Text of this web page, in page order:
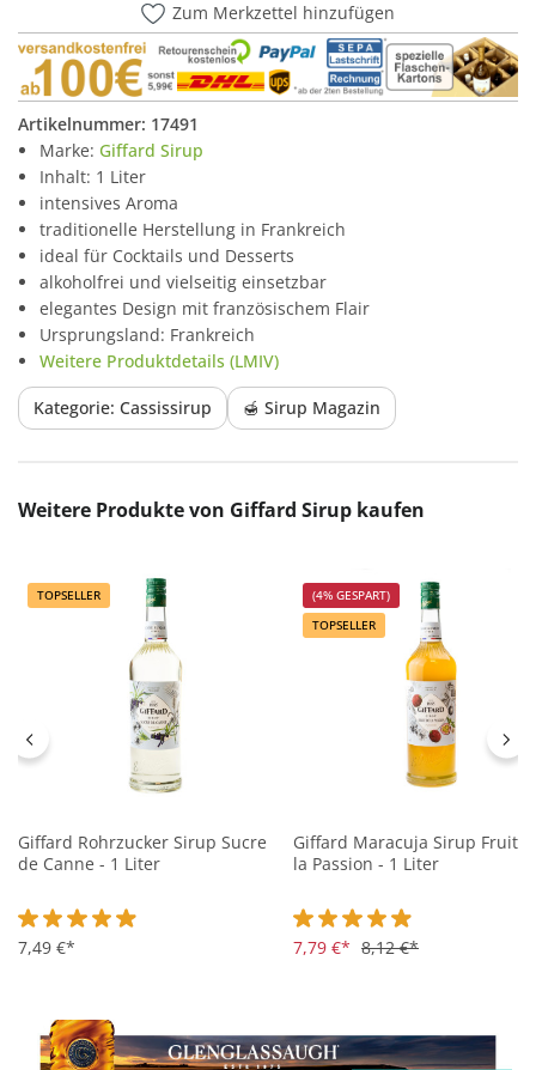
Zum Merkzettel hinzufügen
Artikelnummer: 17491
Marke: Giffard Sirup
Inhalt: 1 Liter
intensives Aroma
traditionelle Herstellung in Frankreich
ideal für Cocktails und Desserts
alkoholfrei und vielseitig einsetzbar
elegantes Design mit französischem Flair
Ursprungsland: Frankreich
Weitere Produktdetails (LMIV)
Kategorie: Cassissirup 🍯 Sirup Magazin
Produktgalerie überspringen
Weitere Produkte von Giffard Sirup kaufen
TOPSELLER
Giffard Rohrzucker Sirup Sucre
de Canne - 1 Liter
Durchschnittliche Bewertung von 4.9 von 5 Sternen
7,49 €*
(4% GESPART)
TOPSELLER
Giffard Maracuja Sirup Fruit
la Passion - 1 Liter
Durchschnittliche
7,79 €* 8,12 €*